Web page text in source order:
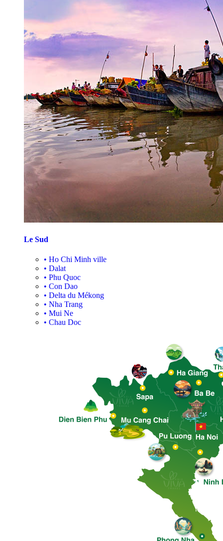
Le Sud
• Ho Chi Minh ville
• Dalat
• Phu Quoc
• Con Dao
• Delta du Mékong
• Nha Trang
• Mui Ne
• Chau Doc